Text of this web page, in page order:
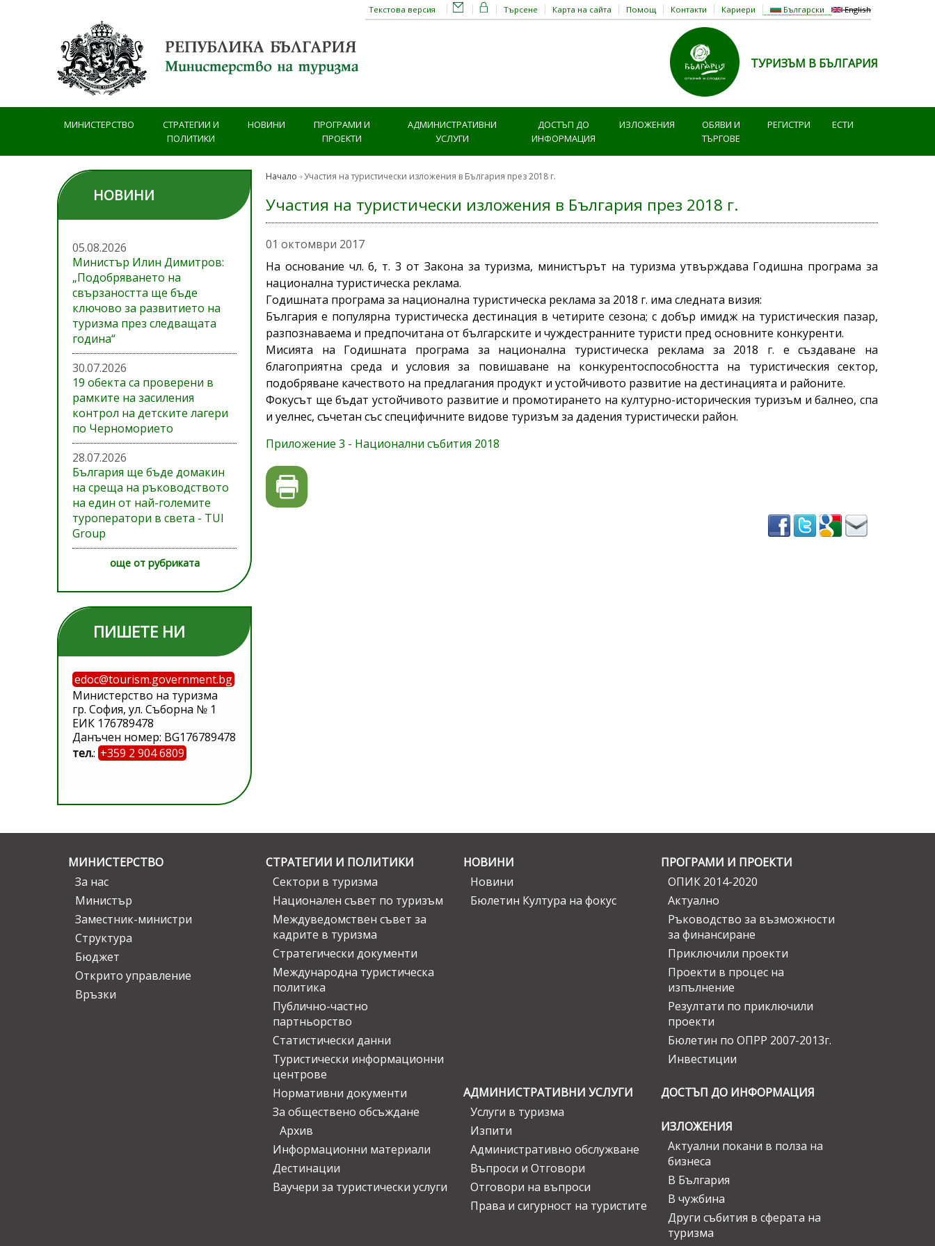
Български English
Търсене Карта на сайта Помощ Контакти Кариери
Текстова версия
ТУРИЗЪМ В БЪЛГАРИЯ
МИНИСТЕРСТВО
СТРАТЕГИИ И
ПОЛИТИКИ
НОВИНИ
ПРОГРАМИ И
ПРОЕКТИ
АДМИНИСТРАТИВНИ
УСЛУГИ
ДОСТЪП ДО
ИНФОРМАЦИЯ
ИЗЛОЖЕНИЯ
ОБЯВИ И
ТЪРГОВЕ
РЕГИСТРИ ЕСТИ
НОВИНИ
05.08.2026
Министър Илин Димитров:
„Подобряването на
свързаността ще бъде
ключово за развитието на
туризма през следващата
година“
30.07.2026
19 обекта са проверени в
рамките на засиления
контрол на детските лагери
по Черноморието
28.07.2026
България ще бъде домакин
на среща на ръководството
на един от най-големите
туроператори в света - TUI
Group
още от рубриката
ПИШЕТЕ НИ
edoc@tourism.government.bg
Министерство на туризма
гр. София, ул. Съборна № 1
ЕИК 176789478
Данъчен номер: BG176789478
тел.: +359 2 904 6809
Начало Участия на туристически изложения в България през 2018 г.
Участия на туристически изложения в България през 2018 г.
01 октомври 2017
На основание чл. 6, т. 3 от Закона за туризма, министърът на туризма утвърждава Годишна програма за
национална туристическа реклама.
Годишната програма за национална туристическа реклама за 2018 г. има следната визия:
България е популярна туристическа дестинация в четирите сезона; с добър имидж на туристическия пазар,
разпознаваема и предпочитана от българските и чуждестранните туристи пред основните конкуренти.
Мисията на Годишната програма за национална туристическа реклама за 2018 г. е създаване на
благоприятна среда и условия за повишаване на конкурентоспособността на туристическия сектор,
подобряване качеството на предлагания продукт и устойчивото развитие на дестинацията и районите.
Фокусът ще бъдат устойчивото развитие и промотирането на културно-историческия туризъм и балнео, спа
и уелнес, съчетан със специфичните видове туризъм за дадения туристически район.
Приложение 3 - Национални събития 2018
МИНИСТЕРСТВО
За нас
Министър
Заместник-министри
Структура
Бюджет
Открито управление
Връзки
СТРАТЕГИИ И ПОЛИТИКИ
Сектори в туризма
Национален съвет по туризъм
Междуведомствен съвет за
кадрите в туризма
Стратегически документи
Международна туристическа
политика
Публично-частно
партньорство
Статистически данни
Туристически информационни
центрове
Нормативни документи
За обществено обсъждане
Архив
Информационни материали
Дестинации
Ваучери за туристически услуги
НОВИНИ
Новини
Бюлетин Култура на фокус
ПРОГРАМИ И ПРОЕКТИ
ОПИК 2014-2020
Актуално
Ръководство за възможности
за финансиране
Приключили проекти
Проекти в процес на
изпълнение
Резултати по приключили
проекти
Бюлетин по ОПРР 2007-2013г.
Инвестиции
АДМИНИСТРАТИВНИ УСЛУГИ
Услуги в туризма
Изпити
Административно обслужване
Въпроси и Отговори
Отговори на въпроси
Права и сигурност на туристите
ДОСТЪП ДО ИНФОРМАЦИЯ
ИЗЛОЖЕНИЯ
Актуални покани в полза на
бизнеса
В България
В чужбина
Други събития в сферата на
туризма